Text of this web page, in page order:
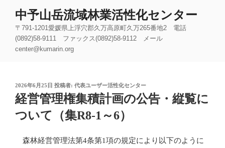
中予山岳流域林業活性化センター
〒791-1201愛媛県上浮穴郡久万高原町久万265番地2 電話
(0892)58-9111 ファックス(0892)58-9112 メール
center@kumarin.org
投
稿
日:
2026年6月25日 投稿者: 代表ユーザー活性化センター
経営管理権集積計画の公告・縦覧に
ついて（集R8-1～6）
森林経営管理法第4条第1項の規定により以下のように